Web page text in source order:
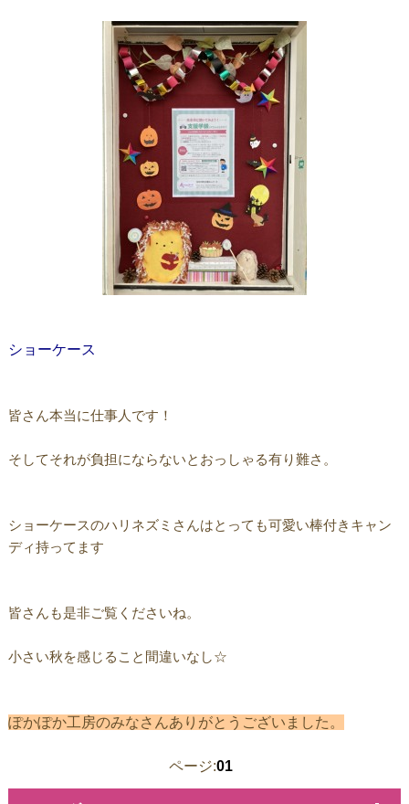
ショーケース
皆さん本当に仕事人です！
そしてそれが負担にならないとおっしゃる有り難さ。
ショーケースのハリネズミさんはとっても可愛い棒付きキャン
ディ持ってます
皆さんも是非ご覧くださいね。
小さい秋を感じること間違いなし☆
ぽかぽか工房のみなさんありがとうございました。
ページ:01